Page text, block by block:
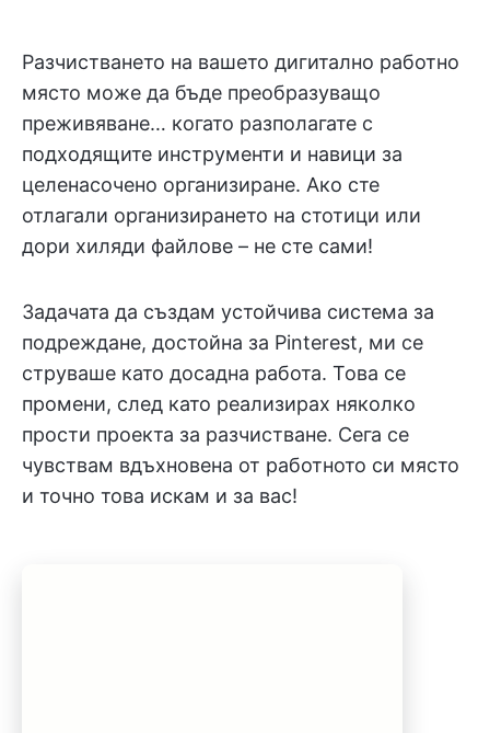
Разчистването на вашето дигитално работно
място може да бъде преобразуващо
преживяване… когато разполагате с
подходящите инструменти и навици за
целенасочено организиране. Ако сте
отлагали организирането на стотици или
дори хиляди файлове – не сте сами!
Задачата да създам устойчива система за
подреждане, достойна за Pinterest, ми се
струваше като досадна работа. Това се
промени, след като реализирах няколко
прости проекта за разчистване. Сега се
чувствам вдъхновена от работното си място
и точно това искам и за вас!